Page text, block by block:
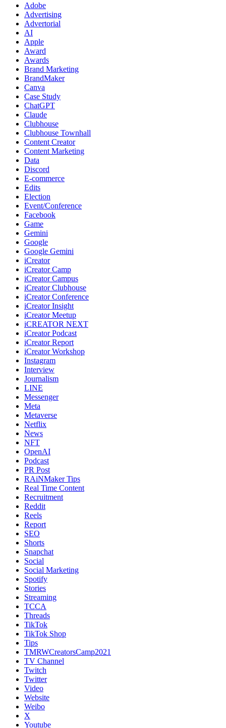
Adobe
Advertising
Advertorial
AI
Apple
Award
Awards
Brand Marketing
BrandMaker
Canva
Case Study
ChatGPT
Claude
Clubhouse
Clubhouse Townhall
Content Creator
Content Marketing
Data
Discord
E-commerce
Edits
Election
Event/Conference
Facebook
Game
Gemini
Google
Google Gemini
iCreator
iCreator Camp
iCreator Campus
iCreator Clubhouse
iCreator Conference
iCreator Insight
iCreator Meetup
iCREATOR NEXT
iCreator Podcast
iCreator Report
iCreator Workshop
Instagram
Interview
Journalism
LINE
Messenger
Meta
Metaverse
Netflix
News
NFT
OpenAI
Podcast
PR Post
RAiNMaker Tips
Real Time Content
Recruitment
Reddit
Reels
Report
SEO
Shorts
Snapchat
Social
Social Marketing
Spotify
Stories
Streaming
TCCA
Threads
TikTok
TikTok Shop
Tips
TMRWCreatorsCamp2021
TV Channel
Twitch
Twitter
Video
Website
Weibo
X
Youtube